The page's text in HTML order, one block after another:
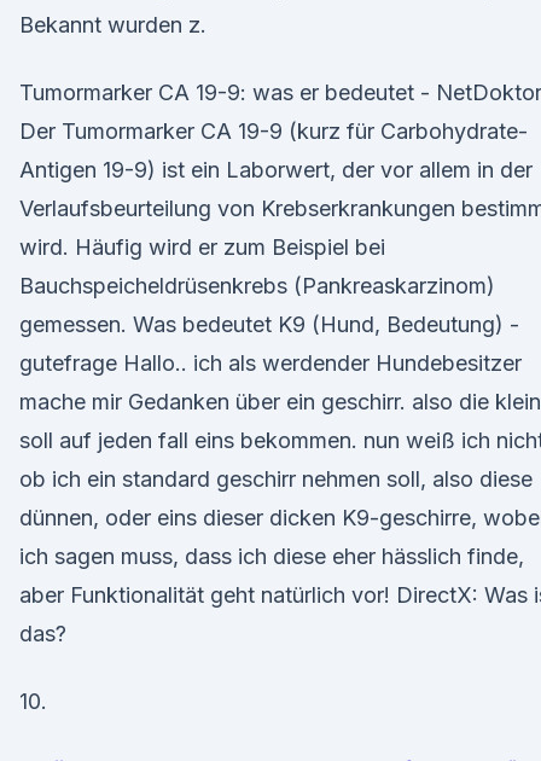
Bekannt wurden z.
Tumormarker CA 19-9: was er bedeutet - NetDoktor
Der Tumormarker CA 19-9 (kurz für Carbohydrate-
Antigen 19-9) ist ein Laborwert, der vor allem in der
Verlaufsbeurteilung von Krebserkrankungen
wird. Häufig wird er zum Beispiel bei
Bauchspeicheldrüsenkrebs (Pankreaskarzinom)
gemessen. Was bedeutet K9 (Hund, Bedeutung) -
gutefrage Hallo.. ich als werdender Hundebesitzer
mache mir Gedanken über ein geschirr. also die
soll auf jeden fall eins bekommen. nun weiß ich
ob ich ein standard geschirr nehmen soll, also diese
dünnen, oder eins dieser dicken K9-geschirre,
ich sagen muss, dass ich diese eher hässlich finde,
aber Funktionalität geht natürlich vor! DirectX: Was
das?
10.